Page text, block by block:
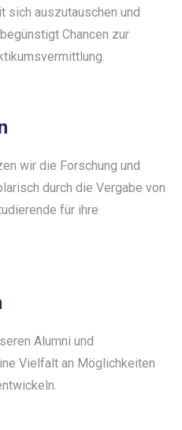
sich auszutauschen und
Chancen zur
wir die Forschung und
durch die Vergabe von
für ihre
Alumni und
Vielfalt an Möglichkeiten